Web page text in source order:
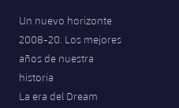
Un nuevo horizonte
2008-20. Los mejores
años de nuestra
historia
La era del Dream